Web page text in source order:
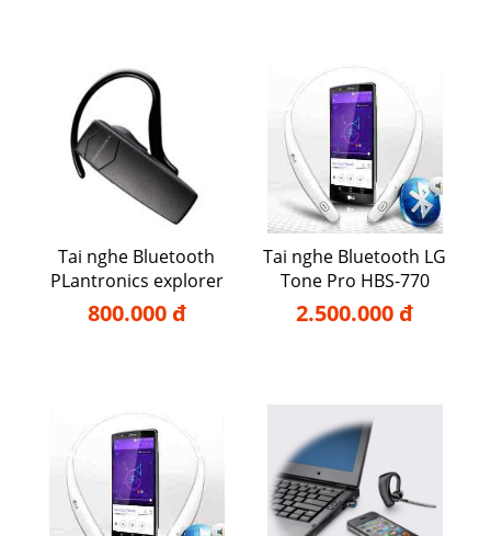
Tai nghe Bluetooth
PLantronics explorer
10
800.000 đ
Tai nghe Bluetooth LG
Tone Pro HBS-770
2.500.000 đ